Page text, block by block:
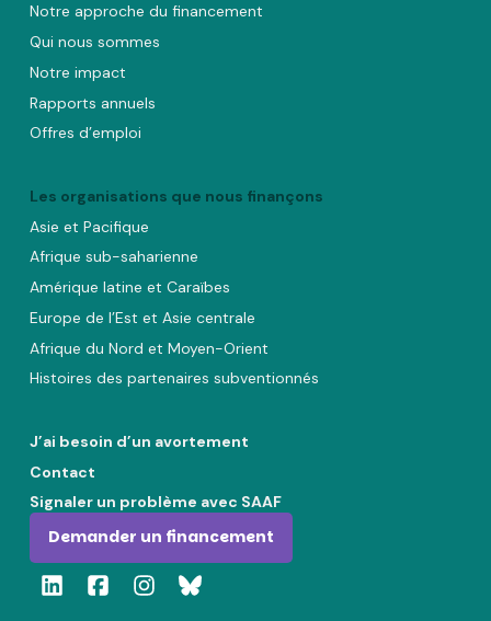
Notre approche du financement
Qui nous sommes
Notre impact
Rapports annuels
Offres d’emploi
Les organisations que nous finançons
Asie et Pacifique
Afrique sub-saharienne
Amérique latine et Caraïbes
Europe de l’Est et Asie centrale
Afrique du Nord et Moyen-Orient
Histoires des partenaires subventionnés
J’ai besoin d’un avortement
Contact
Signaler un problème avec SAAF
Demander un financement